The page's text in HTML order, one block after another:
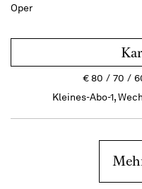
Oper
€80 70
Kleines-Abo-1,